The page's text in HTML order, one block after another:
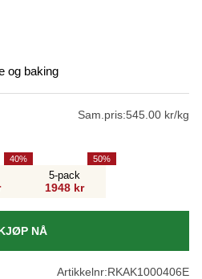
og baking
Sam.pris:545.00 kr/kg
40
5-pack
1948 kr
50
NÅ
Artikkelnr:RKAK1000406E